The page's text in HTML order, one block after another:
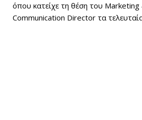
όπου κατείχε τη θέση του
Communication Director τα